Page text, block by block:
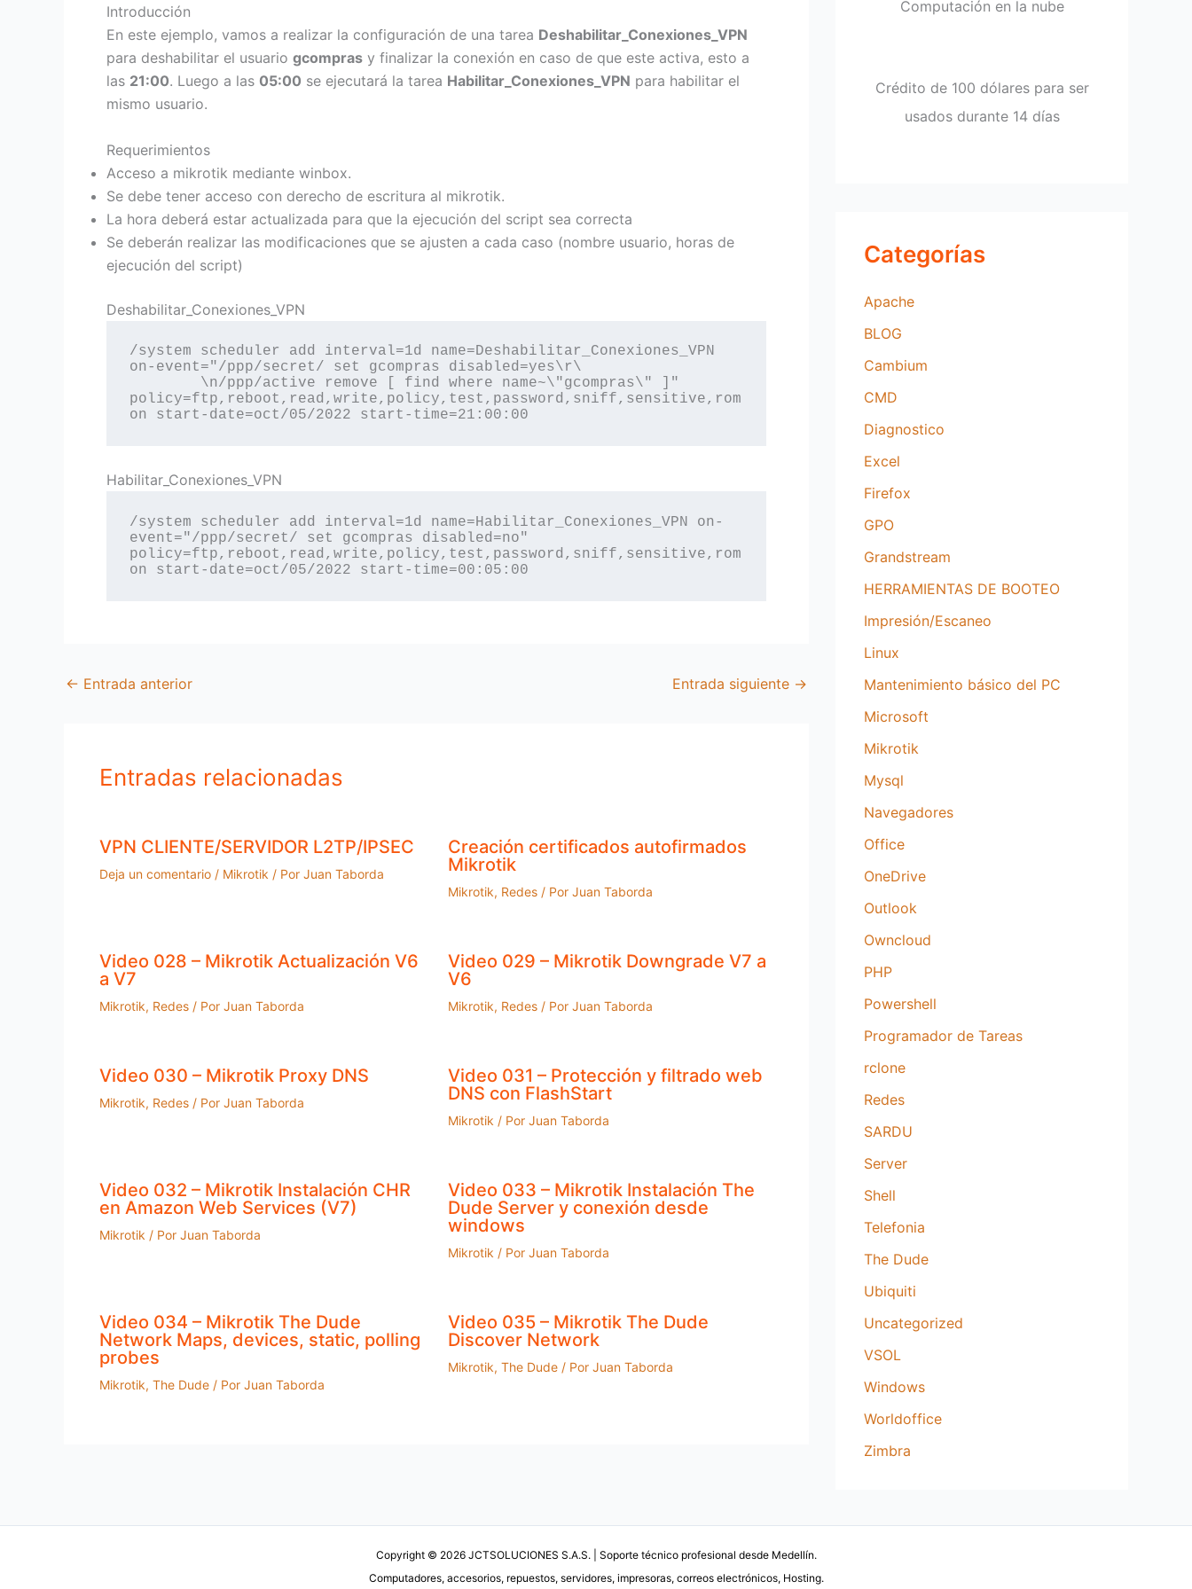
Introducción
En este ejemplo, vamos a realizar la configuración de una tarea Deshabilitar_Conexiones_VPN
para deshabilitar el usuario gcompras y finalizar la conexión en caso de que este activa, esto a
las 21:00. Luego a las 05:00 se ejecutará la tarea Habilitar_Conexiones_VPN para habilitar el
mismo usuario.
Requerimientos
Acceso a mikrotik mediante winbox.
Se debe tener acceso con derecho de escritura al mikrotik.
La hora deberá estar actualizada para que la ejecución del script sea correcta
Se deberán realizar las modificaciones que se ajusten a cada caso (nombre usuario, horas de
ejecución del script)
Deshabilitar_Conexiones_VPN
/system scheduler add interval=1d name=Deshabilitar_Conexiones_VPN
on-event="/ppp/secret/ set gcompras disabled=yes\r\
policy=ftp,reboot,read,write,policy,test,password,sniff,sensitive,rom
on start-date=oct/05/2022 start-time=21:00:00
Habilitar_Conexiones_VPN
/system scheduler add interval=1d name=Habilitar_Conexiones_VPN on-
event="/ppp/secret/ set gcompras disabled=no"
policy=ftp,reboot,read,write,policy,test,password,sniff,sensitive,rom
on start-date=oct/05/2022 start-time=00:05:00
← Entrada anterior Entrada siguiente →
Entradas relacionadas
VPN CLIENTE/SERVIDOR L2TP/IPSEC
Deja un comentario / Mikrotik / Por Juan Taborda
Creación certificados autofirmados
Mikrotik
Mikrotik, Redes/ Por Juan Taborda
Video 028 – Mikrotik Actualización V6
a V7
Mikrotik, Redes / Por Juan Taborda
Video 029 – Mikrotik Downgrade V7 a
V6
Mikrotik, Redes/ Por Juan Taborda
Video 030 – Mikrotik Proxy DNS
Mikrotik, Redes / Por Juan Taborda
Video 031 – Protección y filtrado web
DNS con FlashStart
Mikrotik / Por Juan Taborda
Video 032 – Mikrotik Instalación CHR
en Amazon Web Services (V7)
Mikrotik / Por Juan Taborda
Video 033 – Mikrotik Instalación The
Dude Server y conexión desde
windows
Mikrotik / Por Juan Taborda
Video 034 – Mikrotik The Dude
Network Maps, devices, static, polling
probes
Mikrotik, The Dude / Por Juan Taborda
Video 035 – Mikrotik The Dude
Discover Network
Mikrotik, The Dude/ Por Juan Taborda
Computación en la nube
Crédito de 100 dólares para ser
usados durante 14 días
Categorías
Apache
BLOG
Cambium
CMD
Diagnostico
Excel
Firefox
GPO
Grandstream
HERRAMIENTAS DE BOOTEO
Impresión/Escaneo
Linux
Mantenimiento básico del PC
Microsoft
Mikrotik
Mysql
Navegadores
Office
OneDrive
Outlook
Owncloud
PHP
Powershell
Programador de Tareas
rclone
Redes
SARDU
Server
Shell
Telefonia
The Dude
Ubiquiti
Uncategorized
VSOL
Windows
Worldoffice
Zimbra
Copyright © 2026 JCTSOLUCIONES S.A.S. | Soporte técnico profesional desde Medellín.
Computadores, accesorios, repuestos, servidores, impresoras, correos electrónicos, Hosting.